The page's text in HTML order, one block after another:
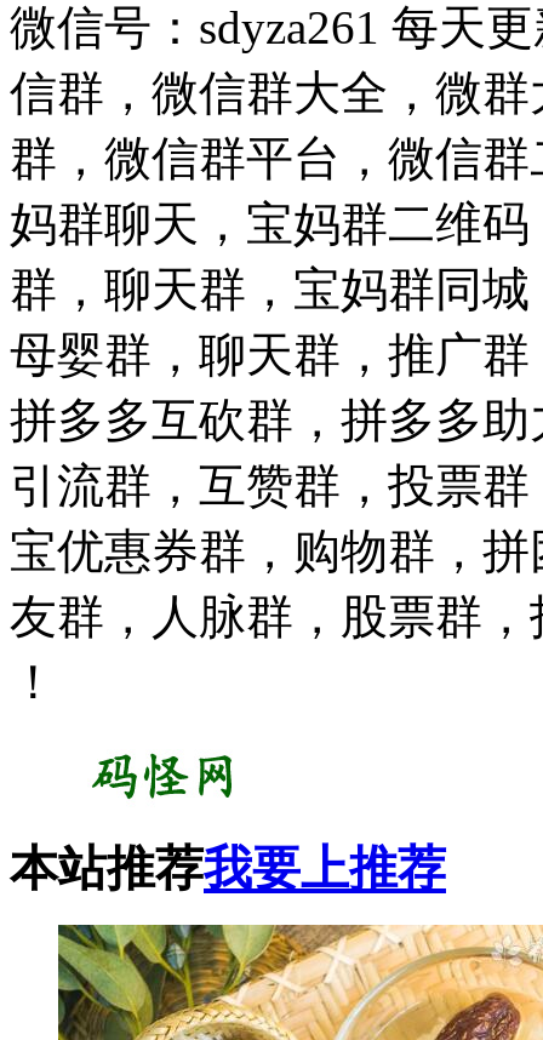
微信号：sdyza261 每天
信群，微信群大全，微
群，微信群平台，微信
妈群聊天，宝妈群二维
群，聊天群，宝妈群同
母婴群，聊天群，推广
拼多多互砍群，拼多多
引流群，互赞群，投票
宝优惠券群，购物群，
友群，人脉群，股票群
！
本站推荐我要上推荐